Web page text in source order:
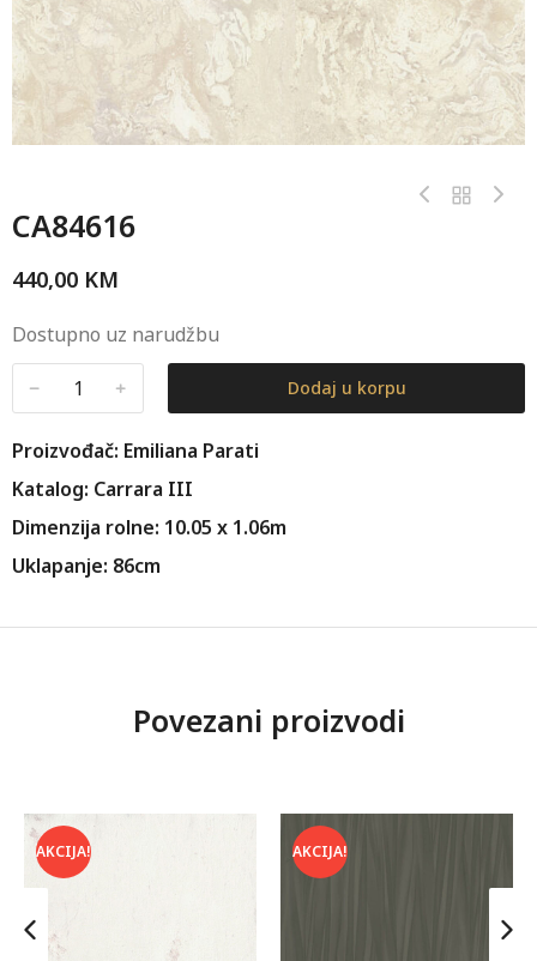
CA84616
440,00 KM
Dostupno uz narudžbu
﹣ ﹢ Dodaj u korpu
Proizvođač: Emiliana Parati
Katalog: Carrara III
Dimenzija rolne: 10.05 x 1.06m
Uklapanje: 86cm
Povezani proizvodi
AKCIJA! AKCIJA!